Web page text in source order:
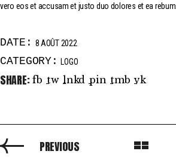
vero eos et accusam et justo duo dolores et ea rebum.
DATE: 8 AOÛT 2022
CATEGORY: LOGO
SHARE: fb tw lnkd pin tmb vk
PREVIOUS